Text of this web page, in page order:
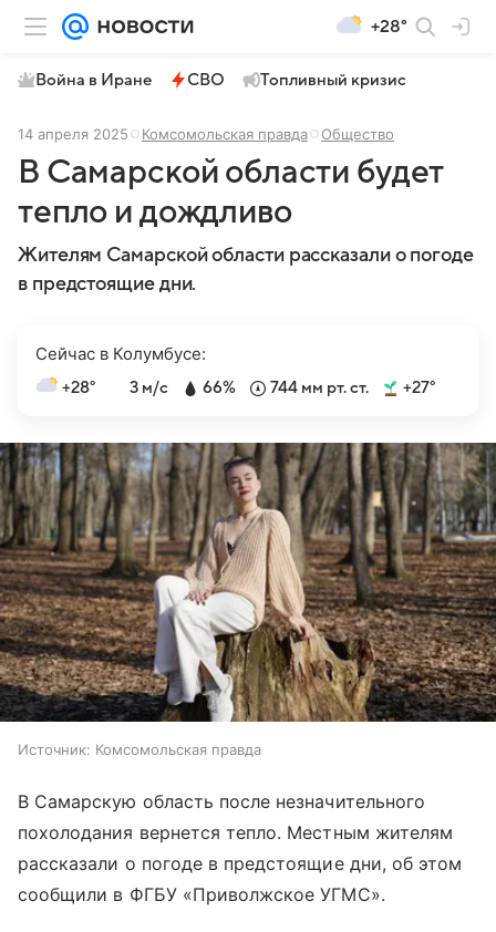
+28°
Война в Иране СВО Топливный кризис
14 апреля 2025 Комсомольская правда Общество
В Самарской области будет
тепло и дождливо
Жителям Самарской области рассказали о погоде
в предстоящие дни.
Сейчас в Колумбусе:
+28° 3 м/с 66% 744 мм рт. ст. +27°
Источник: Комсомольская правда
В Самарскую область после незначительного
похолодания вернется тепло. Местным жителям
рассказали о погоде в предстоящие дни, об этом
сообщили в ФГБУ «Приволжское УГМС».